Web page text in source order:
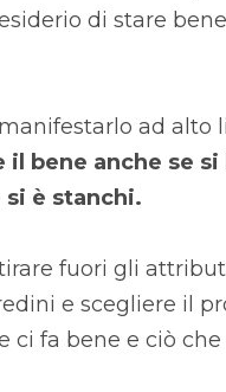
di stare
ad alto
il bene anche se si
si è stanchi.
fuori gli
e scegliere il
ci fa bene e ciò